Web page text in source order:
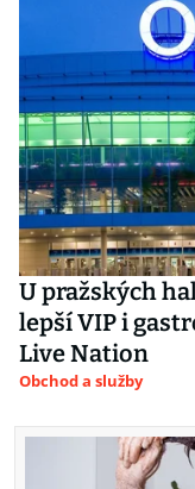
U pražských
lepší VIP i
Live Nation
Obchod a služby